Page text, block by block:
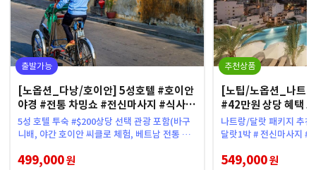
출발가능
[노옵션_다낭/호이안] 5성호텔 #호이안
야경 #전통 차밍쇼 #전신마사지 #식사
UP 5일
5성 호텔 투숙 #$200상당 선택 관광 포함(바구
니배, 야간 호이안 씨클로 체험, 베트남 전통 차
499,000원
추천상품
[노팁/노옵션_나트
#42만원 상당 혜택
식사UP 5일
나트랑/달랏 패키지 추천상품 [ 래디슨블루 2박/
달랏1박 # 전신마사지 #
549,000원